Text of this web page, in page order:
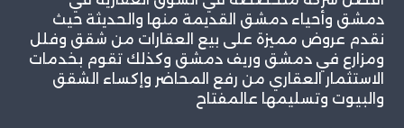
دمشق وأحياء دمشق القديمة منها والحديثة حيث
نقدم عروض مميزة على بيع العقارات من شقق وفلل
ومزارع في دمشق وريف دمشق وكذلك تقوم بخدمات
الاستثمار العقاري من رفع المحاضر وإكساء الشقق
والبيوت وتسليمها عالمفتاح